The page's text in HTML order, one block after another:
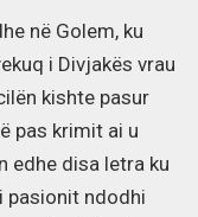
në Golem, ku
i Divjakës vrau
kishte pasur
pas krimit ai u
edhe disa letra ku
pasionit ndodhi